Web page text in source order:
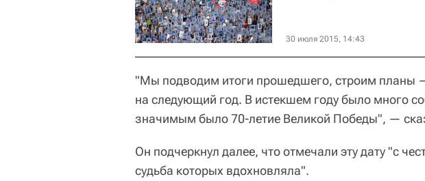
30 июля 2015, 14:43
"Мы подводим итоги прошедшего, строим планы
на следующий год. В истекшем году было много
значимым было 70-летие Великой Победы", —
Он подчеркнул далее, что отмечали эту дату "с
судьба которых вдохновляла".